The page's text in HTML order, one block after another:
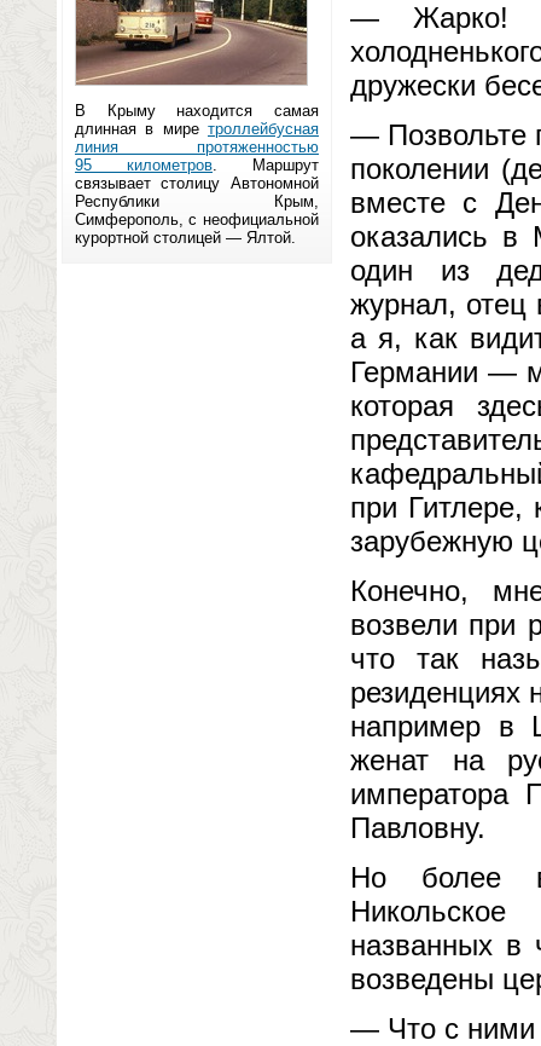
В Крыму находится самая
длинная в мире троллейбусная
линия протяженностью
95 километров. Маршрут
связывает столицу Автономной
Республики Крым,
Симферополь, с неофициальной
курортной столицей — Ялтой.
— Жарко!
дружески
— Позвольте
поколении
вместе с
оказались в
один из
журнал, отец
а я, как
Германии —
которая
при Гитлере,
зарубежную
Конечно,
возвели при
что так
резиденциях
например в
женат на
императора
Павловну.
Но более
названных в
возведены
— Что с ними